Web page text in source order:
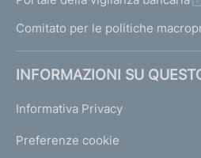
Comitato per le politiche
INFORMAZIONI SU
Informativa Privacy
Preferenze cookie